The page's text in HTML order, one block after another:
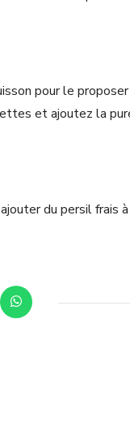
pour le
et ajoutez la
du persil frais